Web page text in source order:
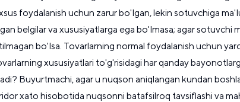
foydalanish uchun zarur bo'lgan, lekin sotuvchiga
belgilar va xususiyatlarga ega bo'lmasa; agar
bo'lsa. Tovarlarning normal foydalanish uchun
xususiyatlari to'g'risidagi har qanday
Buyurtmachi, agar u nuqson aniqlangan kundan
xato hisobotida nuqsonni batafsilroq tavsiflashi va